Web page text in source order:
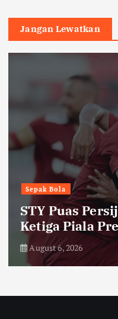
Jangan Lewatkan
Headline Humaniora
Kepala SPPG
Dicopot usai
Menu MBG
August 6, 2026